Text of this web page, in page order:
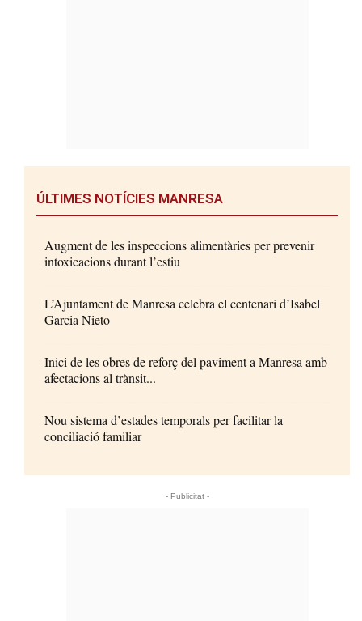
ÚLTIMES NOTÍCIES MANRESA
Augment de les inspeccions alimentàries per prevenir
intoxicacions durant l’estiu
L’Ajuntament de Manresa celebra el centenari d’Isabel
Garcia Nieto
Inici de les obres de reforç del paviment a Manresa amb
afectacions al trànsit...
Nou sistema d’estades temporals per facilitar la
conciliació familiar
- Publicitat -